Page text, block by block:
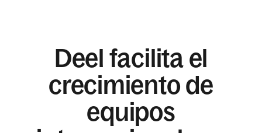
Deel facilita el
crecimiento de
equipos